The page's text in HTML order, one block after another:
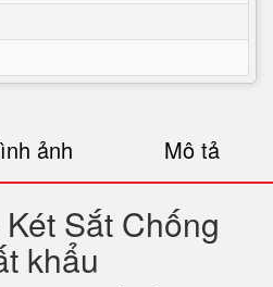
ảnh Mô tả
Sắt Chống
khẩu